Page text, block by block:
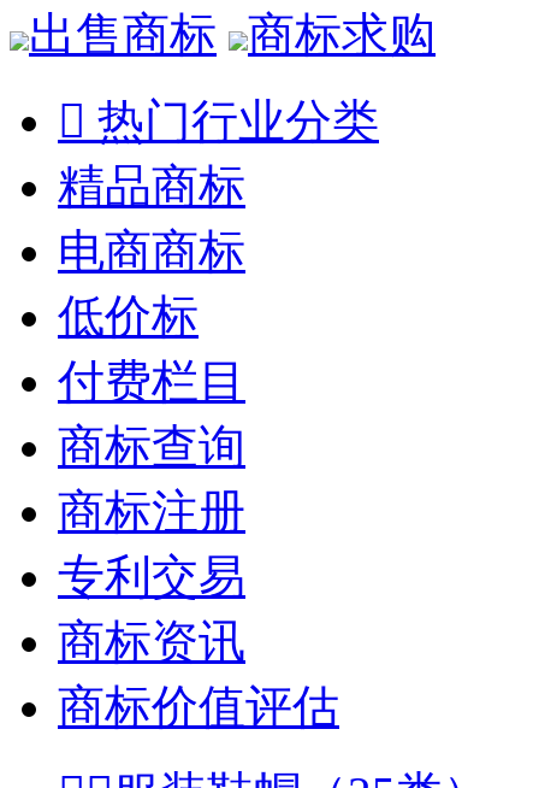
出售商标
商标求购
 热门行业分类
精品商标
电商商标
低价标
付费栏目
商标查询
商标注册
专利交易
商标资讯
商标价值评估